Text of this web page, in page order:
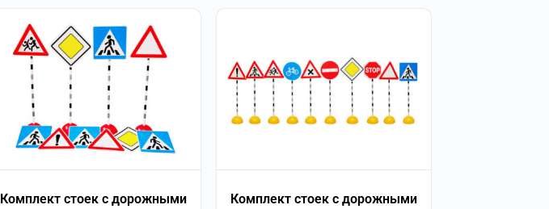
Комплект стоек с дорожными
Комплект стоек с дорожными